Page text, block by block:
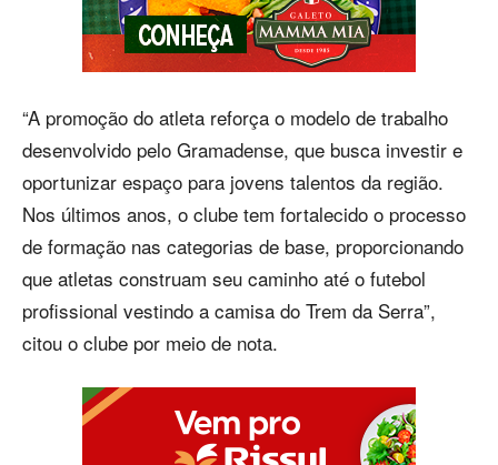
“A promoção do atleta reforça o modelo de trabalho
desenvolvido pelo Gramadense, que busca investir e
oportunizar espaço para jovens talentos da região.
Nos últimos anos, o clube tem fortalecido o processo
de formação nas categorias de base, proporcionando
que atletas construam seu caminho até o futebol
profissional vestindo a camisa do Trem da Serra”,
citou o clube por meio de nota.